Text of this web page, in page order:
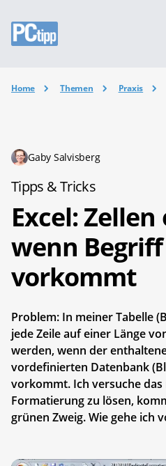
Home Themen Praxis
Gaby Salvisberg
Tipps & Tricks
Excel:
wenn
vorkommt
Problem: In meiner Tabelle
jede Zeile auf einer Länge
werden, wenn der
vordefinierten Datenbank
vorkommt. Ich versuche
Formatierung zu lösen,
grünen Zweig. Wie gehe ich